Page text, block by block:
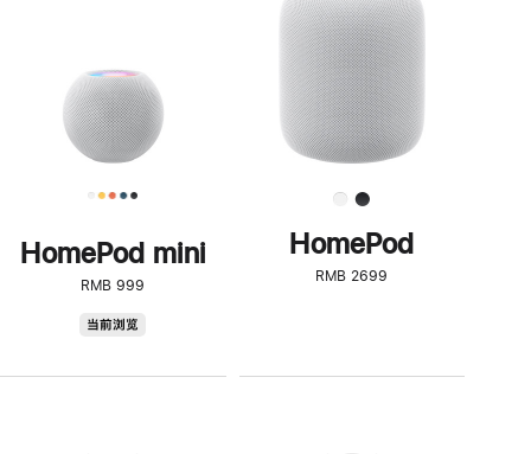
HomePod mini
RMB 999
当前浏览
了
解
HomePod<
HomePod
RMB 2699